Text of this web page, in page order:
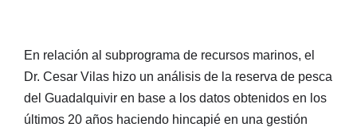
En relación al subprograma de recursos marinos, el
Dr. Cesar Vilas hizo un análisis de la reserva de pesca
del Guadalquivir en base a los datos obtenidos en los
últimos 20 años haciendo hincapié en una gestión